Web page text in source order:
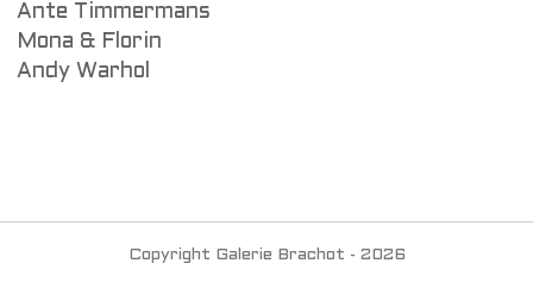
Ante Timmermans
Mona & Florin
Andy Warhol
Copyright Galerie Brachot - 2026